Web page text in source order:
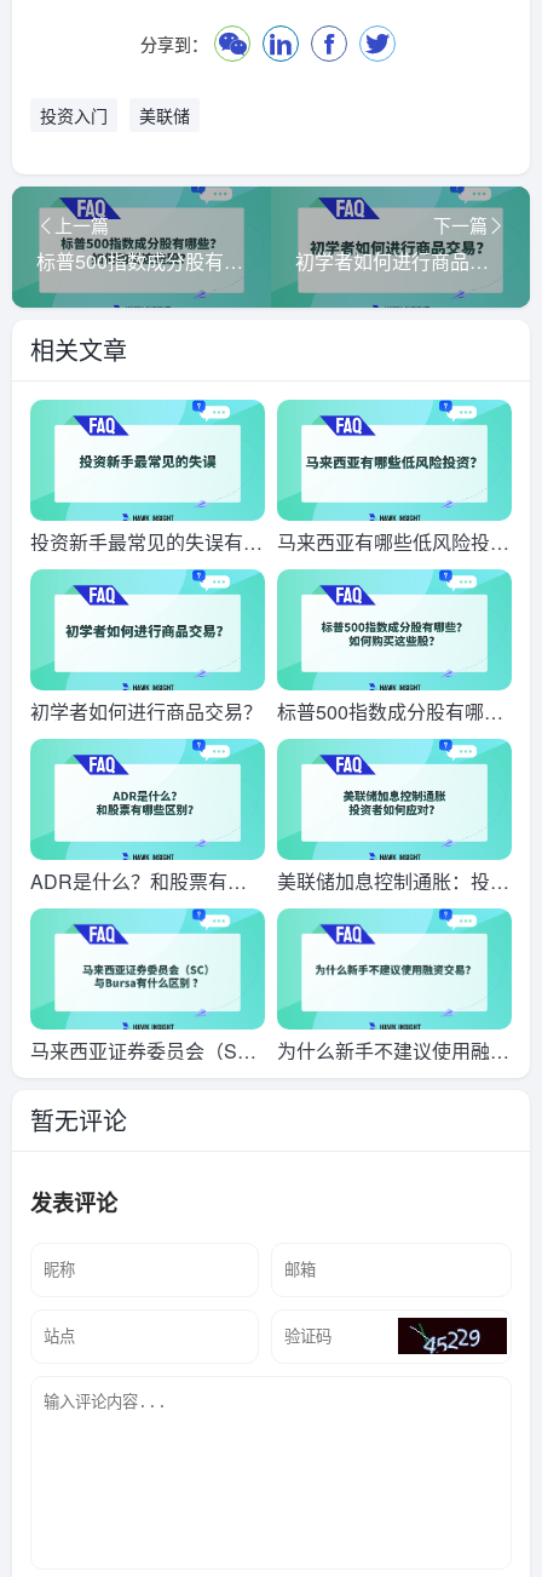
分享到：
投资入门 美联储
上一篇
标普500指数成分股有哪些？如何购买这些股？
下一篇
初学者如何进行商品交易？
相关文章
投资新手最常见的失误有哪
些？
马来西亚有哪些低风险投
资？
初学者如何进行商品交易？
标普500指数成分股有哪
些？如何购买这些股？
ADR是什么？和股票有什
么区别？
美联储加息控制通胀：投资
者如何应对？
马来西亚证券委员会（S
C）与Bursa有什么区别？
为什么新手不建议使用融资
交易？
暂无评论
发表评论